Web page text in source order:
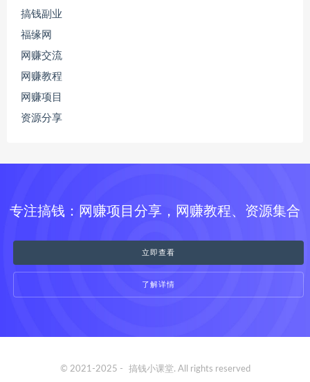
搞钱副业
福缘网
网赚交流
网赚教程
网赚项目
资源分享
专注搞钱：网赚项目分享，网赚教程、资源集合
立即查看
了解详情
© 2021-2025 - 搞钱小课堂. All rights reserved